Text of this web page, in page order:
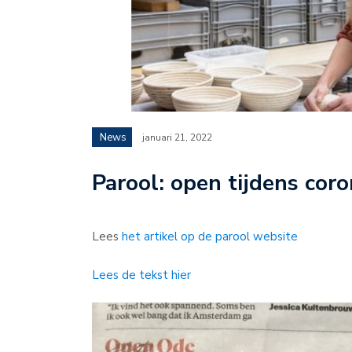
News januari 21, 2022
Parool: open tijdens
Lees het artikel op de parool website
Lees de tekst hier